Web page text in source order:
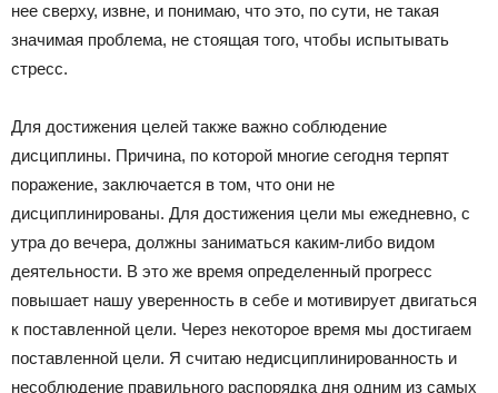
нее сверху, извне, и понимаю, что это, по сути, не такая
значимая проблема, не стоящая того, чтобы испытывать
стресс.
Для достижения целей также важно соблюдение
дисциплины. Причина, по которой многие сегодня терпят
поражение, заключается в том, что они не
дисциплинированы. Для достижения цели мы ежедневно, с
утра до вечера, должны заниматься каким-либо видом
деятельности. В это же время определенный прогресс
повышает нашу уверенность в себе и мотивирует двигаться
к поставленной цели. Через некоторое время мы достигаем
поставленной цели. Я считаю недисциплинированность и
несоблюдение правильного распорядка дня одним из самых